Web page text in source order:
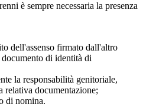
è sempre necessaria la presenza
dell'assenso firmato dall'altro
di identità di
la responsabilità genitoriale,
relativa documentazione;
di nomina.